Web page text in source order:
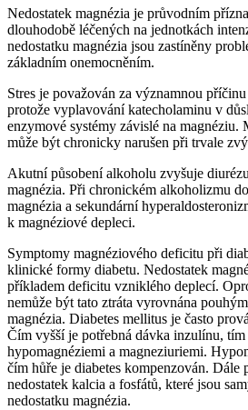
Nedostatek magnézia je průvodním
dlouhodobě léčených na jednotkách
nedostatku magnézia jsou zastíněny
základním onemocněním.
Stres je považován za významnou
protože vyplavování katecholaminu v
enzymové systémy závislé na magnéziu.
může být chronicky narušen při trvale
Akutní působení alkoholu zvyšuje
magnézia. Při chronickém alkoholizmu
magnézia a sekundární
k magnéziové depleci.
Symptomy magnéziového deficitu při
klinické formy diabetu. Nedostatek
příkladem deficitu vzniklého deplecí.
nemůže být tato ztráta vyrovnána
magnézia. Diabetes mellitus je často
Čím vyšší je potřebná dávka inzulínu,
hypomagnéziemi a magneziuriemi.
čím hůře je diabetes kompenzován. Dále
nedostatek kalcia a fosfátů, které jsou
nedostatku magnézia.